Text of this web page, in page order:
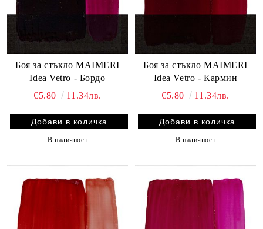
Боя за стъкло MAIMERI
Idea Vetro - Бордо
€5.80
11.34лв.
В наличност
Боя за стъкло MAIMERI
Idea Vetro - Кармин
€5.80
11.34лв.
В наличност